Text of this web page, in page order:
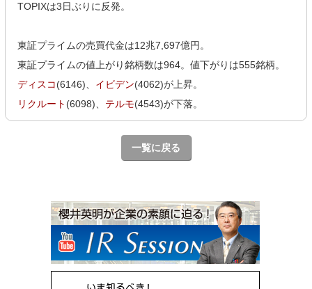
TOPIXは3日ぶりに反発。
東証プライムの売買代金は12兆7,697億円。
東証プライムの値上がり銘柄数は964。値下がりは555銘柄。
ディスコ(6146)、 イビデン(4062)が上昇。
リクルート (6098)、 テルモ(4543)が下落。
一覧に戻る